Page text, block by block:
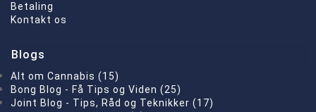
Betaling
Kontakt os
Blogs
Alt om Cannabis (15)
Bong Blog - Få Tips og Viden (25)
Joint Blog - Tips, Råd og Teknikker (17)